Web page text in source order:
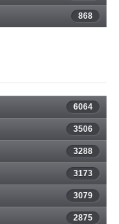
868
6064
3506
3288
3173
3079
2875